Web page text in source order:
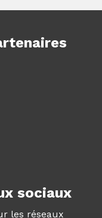
sociaux
les réseaux